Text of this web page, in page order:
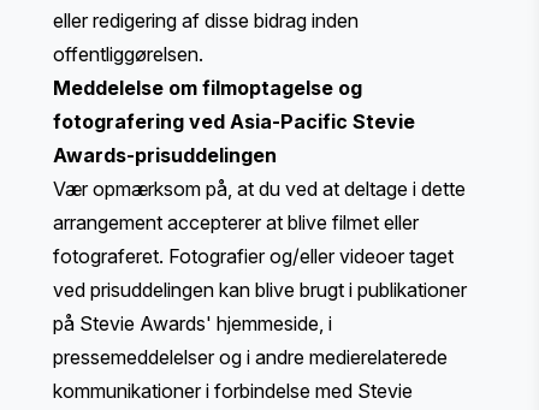
eller redigering af disse bidrag inden
offentliggørelsen.
Meddelelse om filmoptagelse og
fotografering ved Asia-Pacific Stevie
Awards-prisuddelingen
Vær opmærksom på, at du ved at deltage i dette
arrangement accepterer at blive filmet eller
fotograferet. Fotografier og/eller videoer taget
ved prisuddelingen kan blive brugt i publikationer
på Stevie Awards' hjemmeside, i
pressemeddelelser og i andre medierelaterede
kommunikationer i forbindelse med Stevie